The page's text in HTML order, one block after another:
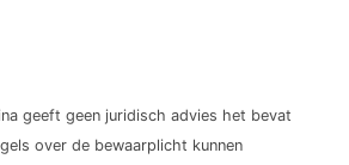
geeft geen juridisch advies het bevat
over de bewaarplicht kunnen